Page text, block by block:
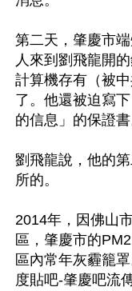
第二天，肇慶市
人來到劉飛龍開
計算機存有（被
了。他還被迫寫
的信息」的保證書
劉飛龍說，他的
所的。
2014年，因佛山
區，肇慶市的
區內常年灰霾籠
度貼吧-肇慶吧流